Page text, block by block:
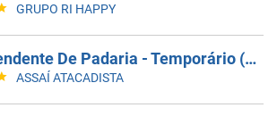
GRUPO RI HAPPY
Atendente De Padaria - Temporário (Alto Da XV)
ASSAÍ ATACADISTA